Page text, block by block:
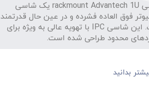
شاسی rackmount Advantech 1U یک شاسی
فوق العاده فشرده و در عین حال قدرتمند
است. این شاسی IPC با تهویه عالی به ویژه برای
محدود طراحی شده است.
بدانید